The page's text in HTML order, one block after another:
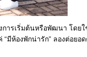
การเริ่มต้นหรือพัฒนา โด
มีห้องพักน่ารัก” ลองต่อยอด